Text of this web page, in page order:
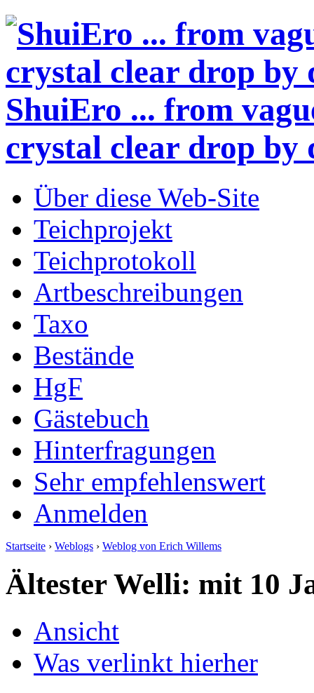
ShuiEro ... from
crystal clear drop by
Über diese Web-Site
Teichprojekt
Teichprotokoll
Artbeschreibungen
Taxo
Bestände
HgF
Gästebuch
Hinterfragungen
Sehr empfehlenswert
Anmelden
Startseite › Weblogs › Weblog von Erich Willems
Ältester Welli: mit 10
Ansicht
Was verlinkt hierher